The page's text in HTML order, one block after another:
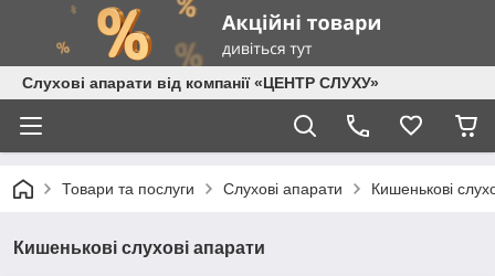
Слухові апарати від компанії «ЦЕНТР СЛУХУ»
Товари та послуги Слухові апарати Кишенькові
Кишенькові слухові апарати